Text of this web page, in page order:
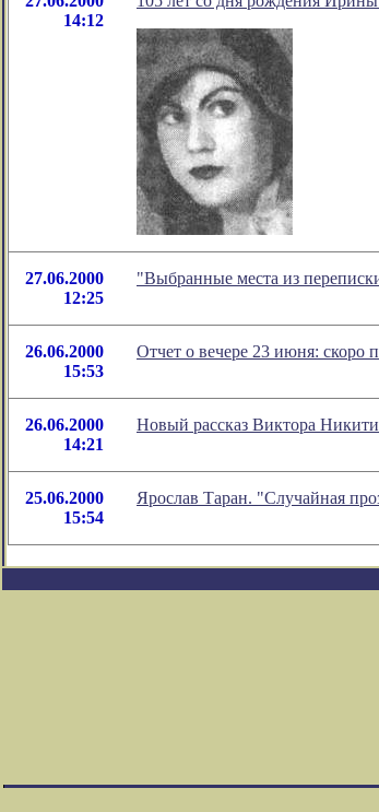
14:12
27.06.2000
12:25
"Выбранные места из
26.06.2000
15:53
Отчет о вечере 23 июня: скоро
26.06.2000
14:21
Новый рассказ Виктора
25.06.2000
15:54
Ярослав Таран. "Случайная